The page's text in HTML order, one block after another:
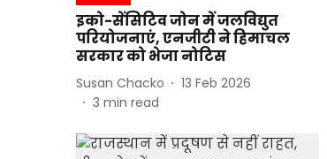
इको-सेंसिटिव जोन में जलविद्युत
परियोजनाएं, एनजीटी ने हिमाचल
सरकार को भेजा नोटिस
Susan Chacko
13 Feb 2026
3 min read